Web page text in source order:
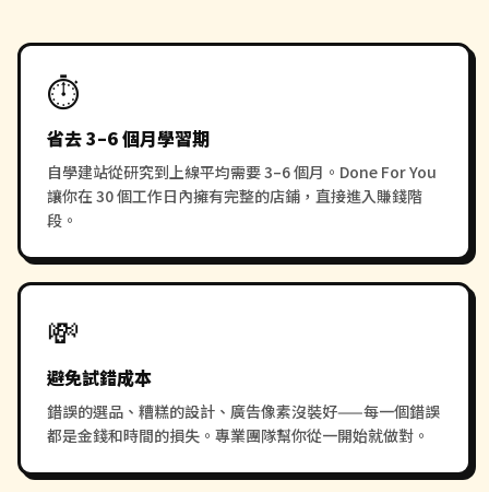
⏱️
省去 3–6 個月學習期
自學建站從研究到上線平均需要 3–6 個月。Done For You
讓你在 30 個工作日內擁有完整的店鋪，直接進入賺錢階
段。
💸
避免試錯成本
錯誤的選品、糟糕的設計、廣告像素沒裝好——每一個錯誤
都是金錢和時間的損失。專業團隊幫你從一開始就做對。